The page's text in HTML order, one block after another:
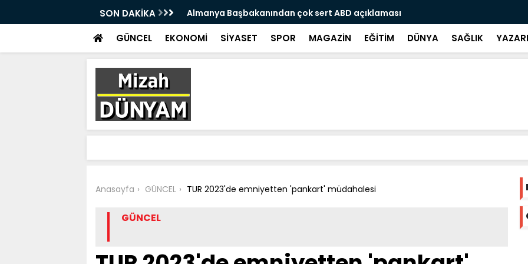
SON DAKİKA
sert ABD açıklaması
Almanya'da eşini öldüren Gurbetçi vatandaş Alman polisine teslim
oldu
GÜNCEL EKONOMİ SİYASET SPOR MAGAZİN EĞİTİM DÜNYA SAĞLIK
Anasayfa GÜNCEL TUR 2023'de emniyetten 'pankart' müdahalesi
GÜNCEL